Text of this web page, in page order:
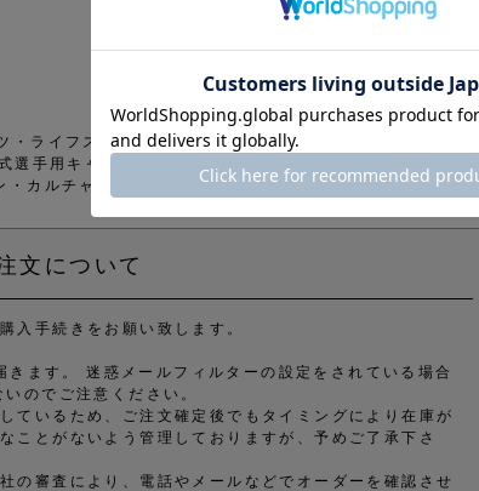
・ライフスタイルブランドです。
手用キャップサプライヤーであり、新しいスタイル、カテ
カルチャーの領域でも高い支持を受けています。
文について
入手続きをお願い致します。
す。 迷惑メールフィルターの設定をされている場合
のでご注意ください。
ているため、ご注文確定後でもタイミングにより在庫が
ことがないよう管理しておりますが、予めご了承下さ
の審査により、電話やメールなどでオーダーを確認させ